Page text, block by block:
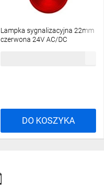
Lampka sygnalizacyjna 22mm
czerwona 24V AC/DC
DO KOSZYKA